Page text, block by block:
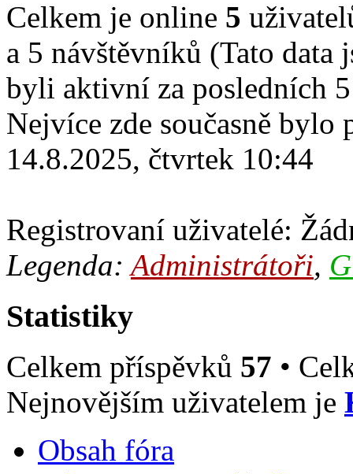
Celkem je online 5
a 5 návštěvníků (Tato data
byli aktivní za posledních
Nejvíce zde současně
14.8.2025, čtvrtek 10:44
Registrovaní uživatelé:
Legenda:Administrátoři,
Statistiky
Celkem příspěvků 57 •
Nejnovějším uživatelem je
Obsah fóra